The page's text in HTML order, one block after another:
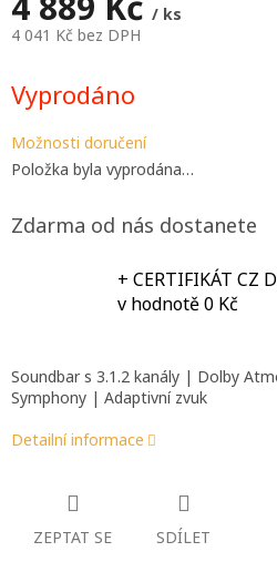
/ ks
4 041 Kč bez DPH
cena:
Vyprodáno
Možnosti doručení
Položka byla vyprodána…
Zdarma od nás dostanete
+ CERTIFIKÁT CZ
v hodnotě 0 Kč
Soundbar s 3.1.2 kanály | Dolby
Symphony | Adaptivní zvuk
Detailní informace
ZEPTAT SE SDÍLET